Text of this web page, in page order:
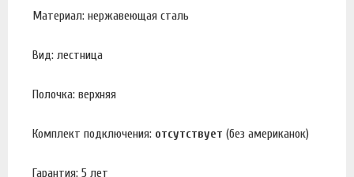
Материал: нержавеющая сталь
Вид: лестница
Полочка: верхняя
Комплект подключения: отсутствует (без американок)
Гарантия: 5 лет